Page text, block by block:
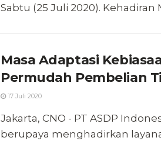
Sabtu (25 Juli 2020). Kehadiran
Masa Adaptasi
Permudah Pembelian
17 Juli 2020
Jakarta, CNO - PT ASDP
berupaya menghadirkan